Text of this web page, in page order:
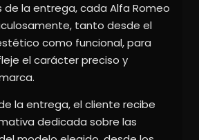
de la entrega, cada Alfa Romeo
tanto desde el
como funcional, para
el carácter preciso y
la entrega, el cliente recibe
dedicada sobre las